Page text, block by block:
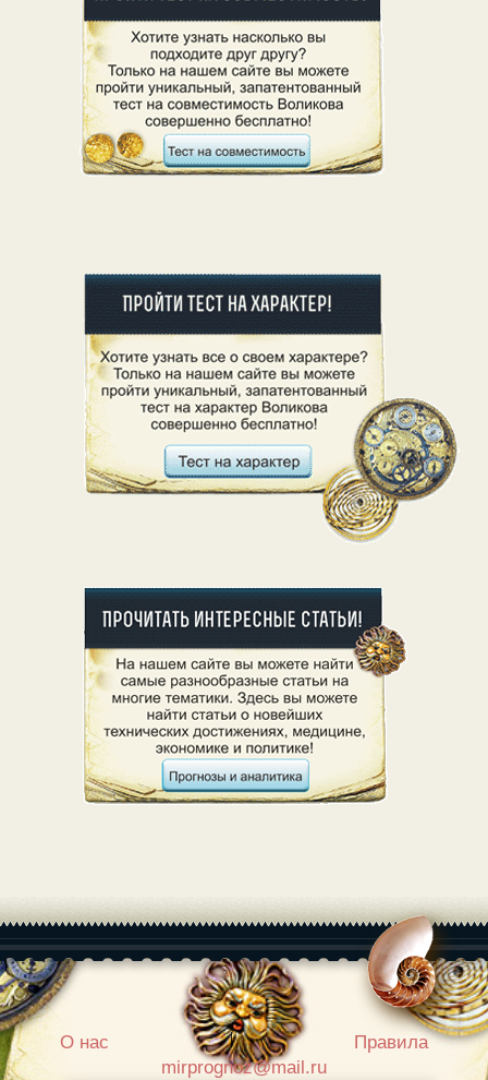
О нас |
Правила
mirprognoz@mail.ru